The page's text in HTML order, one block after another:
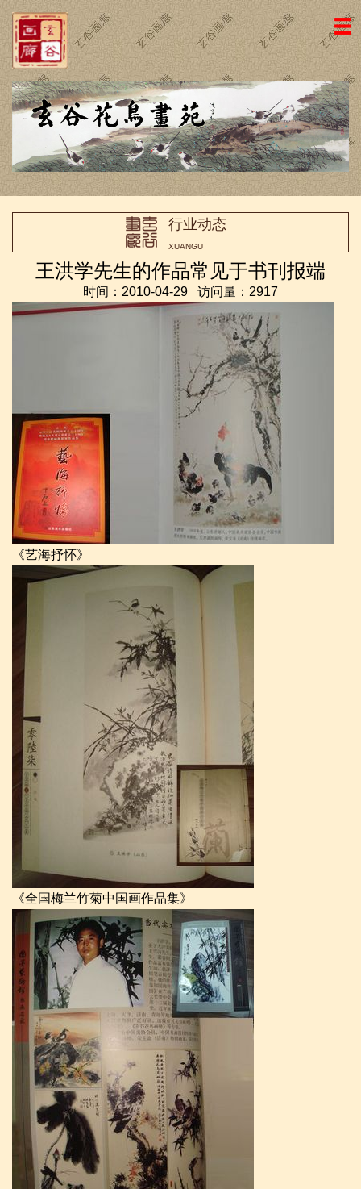
网站主页
画廊简介
名家国画
近期新作
名家书法
荣誉证书
访客留言
友情链接
联系我们
行业动态
XUANGU
王洪学先生的作品常见于书刊报端
时间：2010-04-29 访问量：2917
《艺海抒怀》
《全国梅兰竹菊中国画作品集》